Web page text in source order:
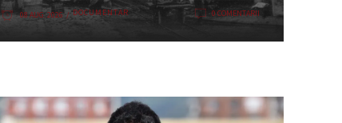
08 AUG. 2026 DOCUMENTAR 0 COMENTARII